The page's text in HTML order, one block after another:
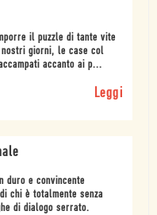
il puzzle di tante vite
giorni, le case col
accanto ai p...
Leggi
duro e convincente
chi è totalmente senza
di dialogo serrato.